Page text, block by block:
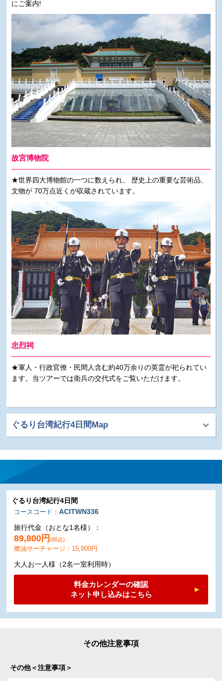
にご案内!
故宮博物院
★世界四大博物館の一つに数えられ、 歴史上の重要な芸術品、
文物が 70万点近くが収蔵されています。
忠烈祠
★軍人・行政官僚・民間人含む約40万余りの英霊が祀られてい
ます。当ツアーでは衛兵の交代式をご覧いただけます。
ぐるり台湾紀行4日間Map
ぐるり台湾紀行4日間
コースコード： ACITWN336
旅行代金（おとな1名様）：
89,800円 (税込)
燃油サーチャージ：15,800円
大人お一人様（2名一室利用時）
料金カレンダーの確認
ネット申し込みはこちら
その他＜注意事項＞